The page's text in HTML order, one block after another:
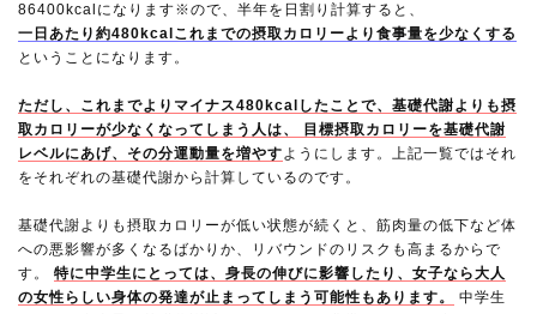
86400kcalになります※ので、半年を日割り計算すると、
一日あたり約480kcalこれまでの摂取カロリーより食事量を少なくする
ということになります。
ただし、これまでよりマイナス480kcalしたことで、基礎代謝よりも摂
取カロリーが少なくなってしまう人は、 目標摂取カロリーを基礎代謝
レベルにあげ、その分運動量を増やすようにします。上記一覧ではそれ
をそれぞれの基礎代謝から計算しているのです。
基礎代謝よりも摂取カロリーが低い状態が続くと、筋肉量の低下など体
への悪影響が多くなるばかりか、リバウンドのリスクも高まるからで
す。特に中学生にとっては、身長の伸びに影響したり、女子なら大人
の女性らしい身体の発達が止まってしまう可能性もあります。
中学生